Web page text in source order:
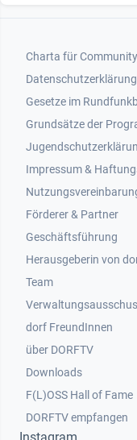
Footer 1
Charta für
Datenschutzerklärung
Gesetze im
Grundsätze der
Impressum &
Footer 2
Förderer & Partner
Geschäftsführung
Herausgeberin von
Team
dorf FreundInnen
Footer 3
über DORFTV
Downloads
F(L)OSS Hall of Fame
Footer 4
DORFTV empfangen